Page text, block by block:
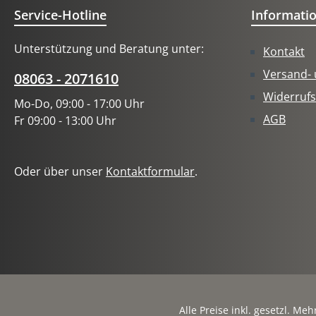
Sie
Service-Hotline
Unterstützung und Beratung unter:
08063 - 2071610
Mo-Do, 09:00 - 17:00 Uhr
Fr 09:00 - 13:00 Uhr
Oder über unser Kontaktformular.
Kontakt
Versand-
AGB
Alle Preise inkl. gesetzl.